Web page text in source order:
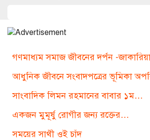
গণমাধ্যম সমাজ জীবনের দর্পন -
আধুনিক জীবনে সংবাদপত্রের ভূমিকা
সাংবাদিক লিমন রহমানের বাবার ১ম…
একজন মুমূর্ষু রোগীর জন্য রক্তের…
সময়ের সাথী ওই চাঁদ